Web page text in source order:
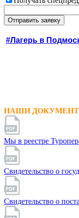
#Лагерь в
НАШИ
Мы в реестре
Свидетельство о
Свидетельство о